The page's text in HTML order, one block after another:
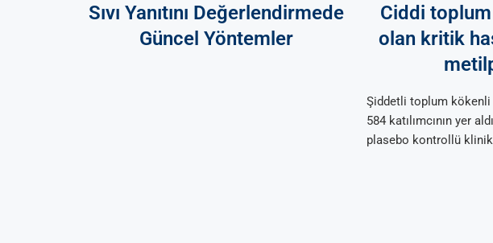
Sıvı Yanıtını Değerlendirmede
Güncel Yöntemler
Ciddi
olan kritik
Şiddetli toplum kökenli
584 katılımcının yer
plasebo kontrollü